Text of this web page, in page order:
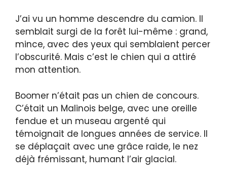
J’ai vu un homme descendre du camion. Il
semblait surgi de la forêt lui-même : grand,
mince, avec des yeux qui semblaient percer
l’obscurité. Mais c’est le chien qui a attiré
mon attention.
Boomer n’était pas un chien de concours.
C’était un Malinois belge, avec une oreille
fendue et un museau argenté qui
témoignait de longues années de service. Il
se déplaçait avec une grâce raide, le nez
déjà frémissant, humant l’air glacial.